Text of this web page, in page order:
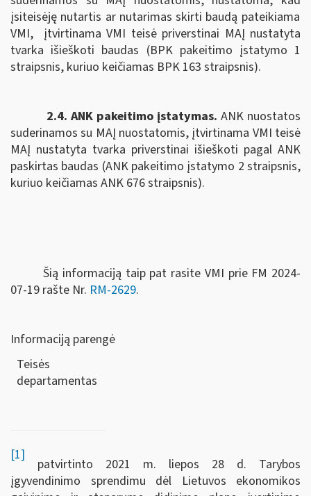
įsiteisėję nutartis ar nutarimas skirti baudą pateikiama
VMI,
įtvirtinama VMI teisė priverstinai MAĮ nustatyta
tvarka išieškoti baudas (BPK pakeitimo įstatymo 1
straipsnis, kuriuo keičiamas BPK 163 straipsnis).
2.4. ANK pakeitimo įstatymas. ANK nuostatos
suderinamos su MAĮ nuostatomis, įtvirtinama VMI teisė
MAĮ nustatyta tvarka priverstinai išieškoti pagal ANK
paskirtas baudas (ANK pakeitimo įstatymo 2 straipsnis,
kuriuo keičiamas ANK 676 straipsnis).
Šią informaciją taip pat rasite VMI prie FM 2024-
07-19 rašte Nr. RM-2629.
Informaciją parengė
Teisės
[1]
patvirtinto 2021 m. liepos 28 d. Tarybos
įgyvendinimo sprendimu dėl Lietuvos ekonomikos